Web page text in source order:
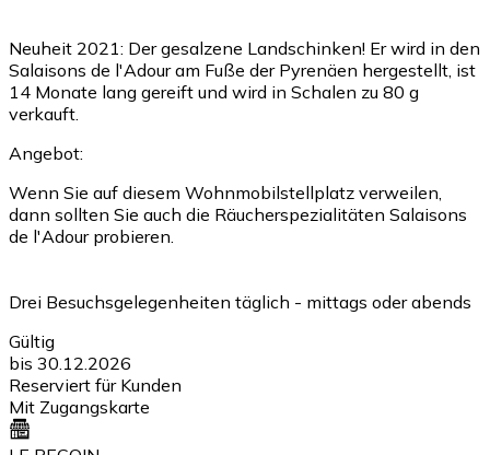
Neuheit 2021: Der gesalzene Landschinken! Er wird in den
Salaisons de l'Adour am Fuße der Pyrenäen hergestellt, ist
14 Monate lang gereift und wird in Schalen zu 80 g
verkauft.
Angebot:
Wenn Sie auf diesem Wohnmobilstellplatz verweilen,
dann sollten Sie auch die Räucherspezialitäten Salaisons
de l'Adour probieren.
Drei Besuchsgelegenheiten täglich - mittags oder abends
Gültig
bis 30.12.2026
Reserviert für Kunden
Mit Zugangskarte